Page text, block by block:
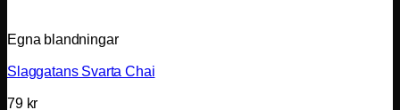
Egna blandningar
Slaggatans Svarta Chai
79 kr